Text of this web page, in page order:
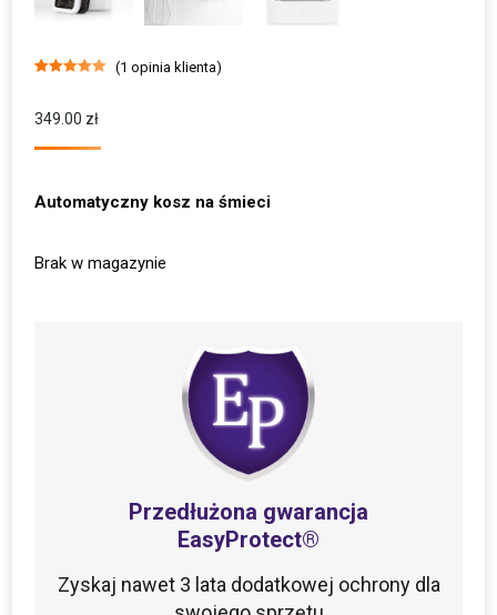
349.00 zł
podstawie
oceny klienta
(1 opinia klienta)
Automatyczny kosz na śmieci
Brak w magazynie
Przedłużona gwarancja
EasyProtect®
Zyskaj nawet 3 lata dodatkowej ochrony dla